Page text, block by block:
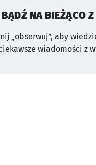
BĄDŹ NA BIEŻĄCO
„obserwuj”, aby
wiadomości z